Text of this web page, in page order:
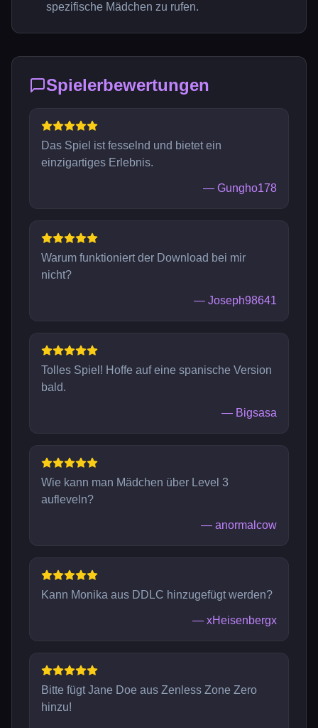
spezifische Mädchen zu rufen.
Spielerbewertungen
Das Spiel ist fesselnd und bietet ein
einzigartiges Erlebnis.
— Gungho178
Warum funktioniert der Download bei mir
nicht?
— Joseph98641
Tolles Spiel! Hoffe auf eine spanische Version
bald.
— Bigsasa
Wie kann man Mädchen über Level 3
aufleveln?
— anormalcow
Kann Monika aus DDLC hinzugefügt werden?
— xHeisenbergx
Bitte fügt Jane Doe aus Zenless Zone Zero
hinzu!